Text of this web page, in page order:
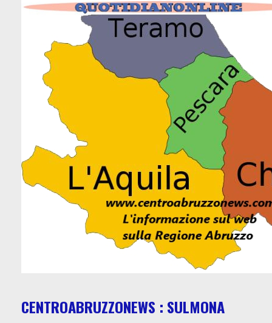
CENTROABRUZZONEWS : SULMONA